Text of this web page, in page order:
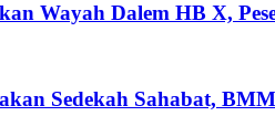
Wayah Dalem HB X,
Sedekah Sahabat,